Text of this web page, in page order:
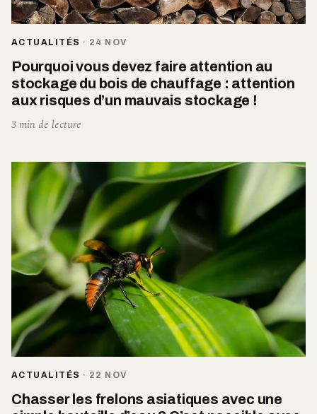
ACTUALITÉS · 24 NOV
Pourquoi vous devez faire attention au
stockage du bois de chauffage : attention
aux risques d’un mauvais stockage !
3 min de lecture
ACTUALITÉS · 22 NOV
Chasser les frelons asiatiques avec une